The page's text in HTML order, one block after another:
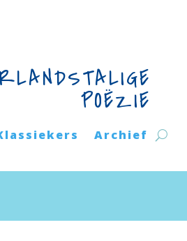
POËZIE
Archief